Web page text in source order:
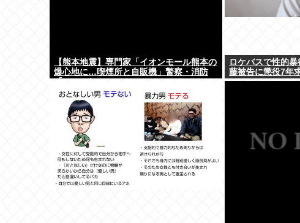
【熊本地震】専門家「イオンモール熊本の
爆心地に…喫煙所と自販機」警察・消防
ロケバスで性的
藤被告に懲役7年